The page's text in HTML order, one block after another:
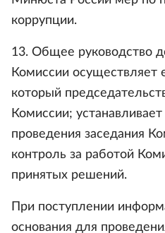
коррупции.
13. Общее руководство
Комиссии осуществляет
который
Комиссии;
проведения заседания
контроль за работой
принятых решений.
При поступлении
основания для